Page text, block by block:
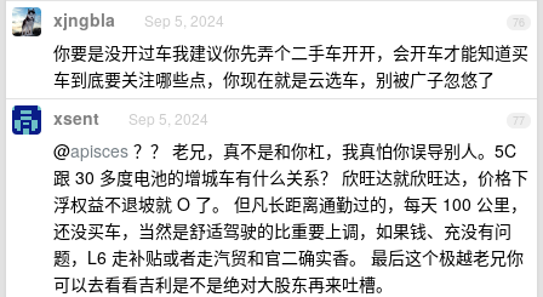
76
xjngbla Sep 5, 2024
你要是没开过车我建议你先弄个二手车开开，会开车才能知道买
车到底要关注哪些点，你现在就是云选车，别被广子忽悠了
77
xsent Sep 5, 2024
@apisces ？？ 老兄，真不是和你杠，我真怕你误导别人。5C
跟 30 多度电池的增城车有什么关系？ 欣旺达就欣旺达，价格下
浮权益不退坡就 O 了。 但凡长距离通勤过的，每天 100 公里，
还没买车，当然是舒适驾驶的比重要上调，如果钱、充没有问
题，L6 走补贴或者走汽贸和官二确实香。 最后这个极越老兄你
可以去看看吉利是不是绝对大股东再来吐槽。